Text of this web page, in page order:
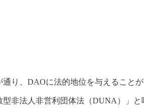
り、DAOに法的地位を与えること
非法人非営利団体法（DUNA）」と